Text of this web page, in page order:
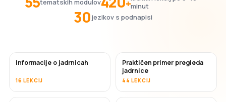
tematskih modulov +minut
30jezikov s podnapisi
Informacije o jadrnicah
16 LEKCIJ
Praktičen primer pregleda
jadrnice
44 LEKCIJ